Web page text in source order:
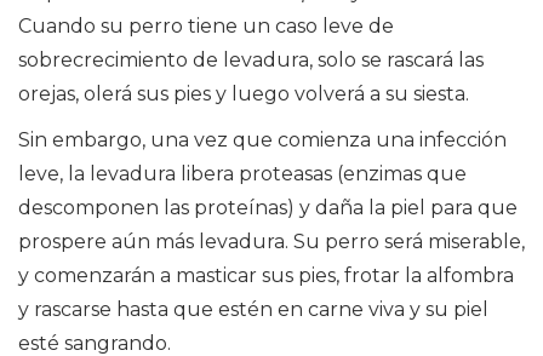
Cuando su perro tiene un caso leve de
sobrecrecimiento de levadura, solo se rascará las
orejas, olerá sus pies y luego volverá a su siesta.
Sin embargo, una vez que comienza una infección
leve, la levadura libera proteasas (enzimas que
descomponen las proteínas) y daña la piel para que
prospere aún más levadura. Su perro será miserable,
y comenzarán a masticar sus pies, frotar la alfombra
y rascarse hasta que estén en carne viva y su piel
esté sangrando.